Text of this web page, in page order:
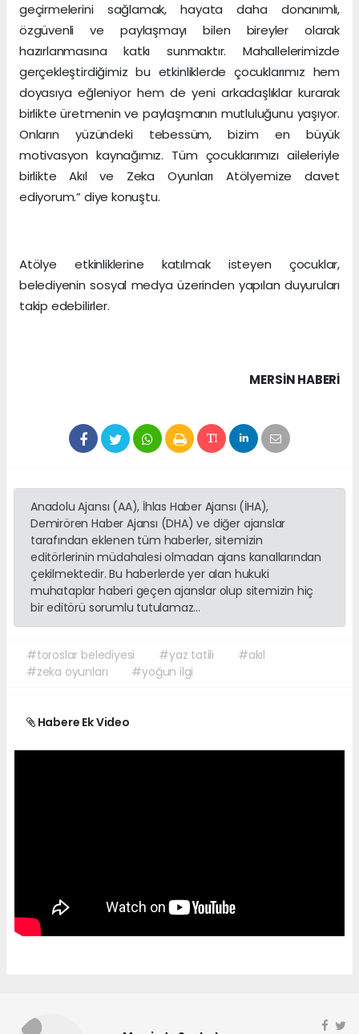
geçirmelerini sağlamak, hayata daha donanımlı,
özgüvenli ve paylaşmayı bilen bireyler olarak
hazırlanmasına katkı sunmaktır. Mahallelerimizde
gerçekleştirdiğimiz bu etkinliklerde çocuklarımız hem
doyasıya eğleniyor hem de yeni arkadaşlıklar kurarak
birlikte üretmenin ve paylaşmanın mutluluğunu yaşıyor.
Onların yüzündeki tebessüm, bizim en büyük
motivasyon kaynağımız. Tüm çocuklarımızı aileleriyle
birlikte Akıl ve Zeka Oyunları Atölyemize davet
ediyorum.” diye konuştu.
Atölye etkinliklerine katılmak isteyen çocuklar,
belediyenin sosyal medya üzerinden yapılan duyuruları
takip edebilirler.
MERSIN HABERİ
Anadolu Ajansı (AA), İhlas Haber Ajansı (İHA),
Demirören Haber Ajansı (DHA) ve diğer ajanslar
tarafından eklenen tüm haberler, sitemizin
editörlerinin müdahalesi olmadan ajans kanallarından
çekilmektedir. Bu haberlerde yer alan hukuki
muhataplar haberi geçen ajanslar olup sitemizin hiç
bir editörü sorumlu tutulamaz...
#toroslar belediyesi #yaz tatili
#akıl
#zeka oyunları
#yoğun ilgi
Habere Ek Video